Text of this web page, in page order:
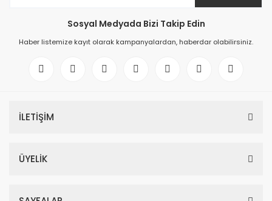
Sosyal Medyada Bizi Takip Edin
Haber listemize kayıt olarak kampanyalardan, haberdar olabilirsiniz.
İLETİŞİM
ÜYELİK